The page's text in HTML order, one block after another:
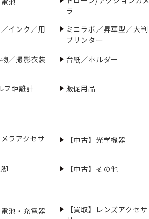
ラ
インク／用
ミニラボ／昇華型／大判
プリンター
／撮影衣装
台紙／ホルダー
フ距離計 販促用品
ラアクセサ 【中古】光学機器
【中古】その他
池・充電器
【買取】レンズアクセサ